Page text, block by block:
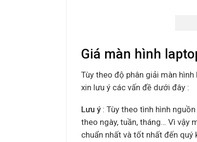
Giá màn hình
Tùy theo độ phân giải màn
xin lưu ý các vấn đề dưới đây :
Lưu ý : Tùy theo tình hình
theo ngày, tuần, tháng… Vì vậy
chuẩn nhất và tốt nhất đến quý